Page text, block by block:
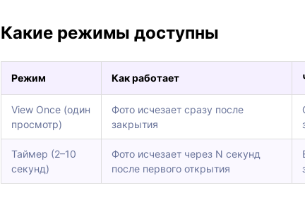
Какие режимы доступны
Режим Как работает
View Once (один
просмотр)
Фото исчезает сразу после
закрытия
Таймер (2–10
секунд)
Фото исчезает через N секунд
после первого открытия